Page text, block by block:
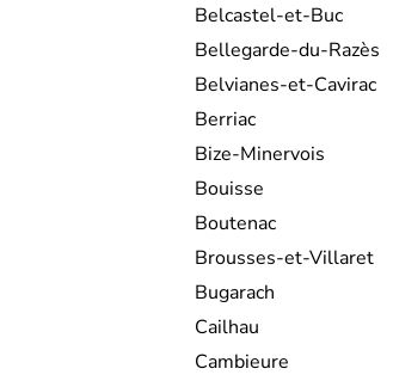
Belcastel-et-Buc
Bellegarde-du-Razès
Belvianes-et-Cavirac
Berriac
Bize-Minervois
Bouisse
Boutenac
Brousses-et-Villaret
Bugarach
Cailhau
Cambieure